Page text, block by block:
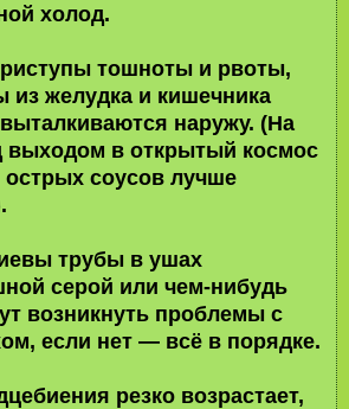
холод.
тошноты и рвоты,
из желудка и кишечника
наружу. (На
выходом в открытый космос
острых соусов лучше
трубы в ушах
серой или чем-нибудь
возникнуть проблемы с
если нет — всё в порядке.
резко возрастает,